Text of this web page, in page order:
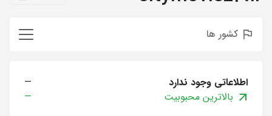
کشور ها
اطلاعاتی وجود ندارد
—
بالاترین محبوبیت
—